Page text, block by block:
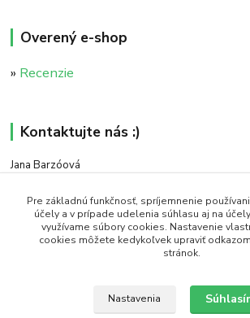
Overený e-shop
» Recenzie
Kontaktujte nás :)
Jana Barzóová
(PO - PIA, 8:00 - 18:00)
objednavky@naturaj.sk
Pre základnú funkčnosť, spríjemnenie
účely a v prípade udelenia súhlasu aj na
využívame súbory cookies. Nastavenie
cookies môžete kedykoľvek upraviť
stránok.
Nastavenia